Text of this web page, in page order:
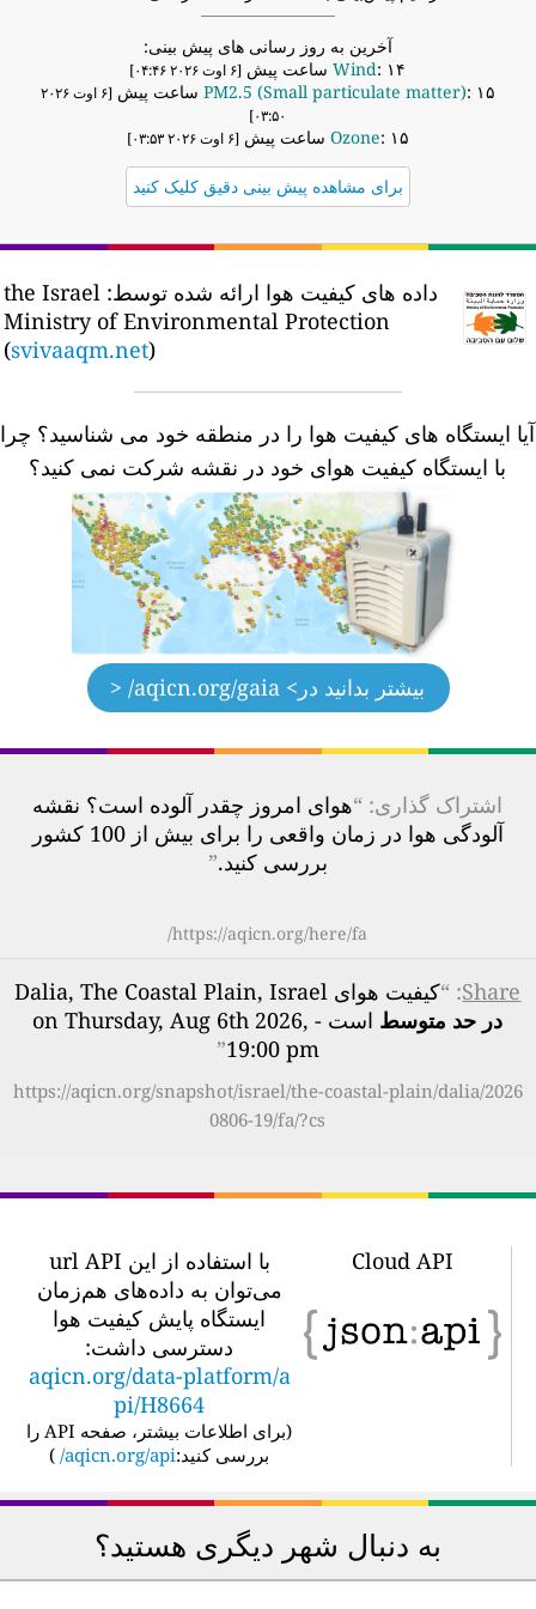
آخرین به روز رسانی های پیش بینی:
Wind : ۱۴ ساعت پیش [۶ اوت ۲۰۲۶ ۰۴:۴۶]
PM2.5 (Small particulate matter) : ۱۵ ساعت پیش
[۶ اوت ۲۰۲۶
۰۳:۵۰]
Ozone : ۱۵ ساعت پیش
برای مشاهده پیش بینی دقیق کلیک کنید
داده های کیفیت هوا ارائه شده توسط: the Israel
Ministry of Environmental Protection
(svivaaqm.net)
ایستگاه های کیفیت هوا را در منطقه خود می شناسید؟ چرا
با ایستگاه کیفیت هوای خود در نقشه شرکت نمی کنید؟
بیشتر بدانید در> aqicn.org/gaia/ <
اشتراک گذاری: “هوای امروز چقدر آلوده است؟ نقشه
آلودگی هوا در زمان واقعی را برای بیش از 100 کشور
بررسی کنید.”
https://aqicn.org/here/fa/
Share
: “کیفیت هوای Dalia, The Coastal Plain, Israel
در حد متوسط
است - on Thursday, Aug 6th 2026,
19:00 pm
”
https://aqicn.org/snapshot/israel/the-coastal-plain/dalia/2026
0806-19/fa/?cs
Cloud API
با استفاده از این url API
می‌توان به داده‌های هم‌زمان
ایستگاه پایش کیفیت هوا
دسترسی داشت:
aqicn.org/data-platform/a
pi/H8664
برای اطلاعات بیشتر، صفحه API را
بررسی کنید:aqicn.org/api/
)
به دنبال شهر دیگری هستید؟